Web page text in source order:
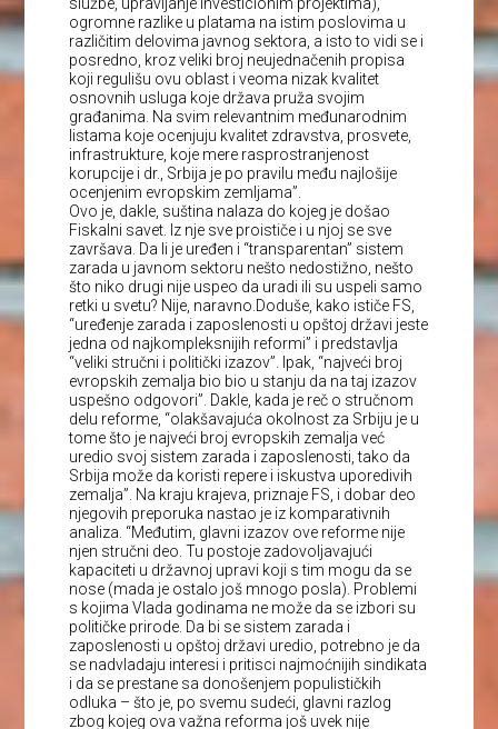
službe, upravljanje investicionim projektima),
ogromne razlike u platama na istim poslovima u
različitim delovima javnog sektora, a isto to vidi se i
posredno, kroz veliki broj neujednačenih propisa
koji regulišu ovu oblast i veoma nizak kvalitet
osnovnih usluga koje država pruža svojim
građanima. Na svim relevantnim međunarodnim
listama koje ocenjuju kvalitet zdravstva, prosvete,
infrastrukture, koje mere rasprostranjenost
korupcije i dr., Srbija je po pravilu među najlošije
ocenjenim evropskim zemljama”.
Ovo je, dakle, suština nalaza do kojeg je došao
Fiskalni savet. Iz nje sve proističe i u njoj se sve
završava. Da li je uređen i “transparentan” sistem
zarada u javnom sektoru nešto nedostižno, nešto
što niko drugi nije uspeo da uradi ili su uspeli samo
retki u svetu? Nije, naravno.Doduše, kako ističe FS,
“uređenje zarada i zaposlenosti u opštoj državi jeste
jedna od najkompleksnijih reformi” i predstavlja
“veliki stručni i politički izazov”. Ipak, “najveći broj
evropskih zemalja bio bio u stanju da na taj izazov
uspešno odgovori”. Dakle, kada je reč o stručnom
delu reforme, “olakšavajuća okolnost za Srbiju je u
tome što je najveći broj evropskih zemalja već
uredio svoj sistem zarada i zaposlenosti, tako da
Srbija može da koristi repere i iskustva uporedivih
zemalja”. Na kraju krajeva, priznaje FS, i dobar deo
njegovih preporuka nastao je iz komparativnih
analiza. “Međutim, glavni izazov ove reforme nije
njen stručni deo. Tu postoje zadovoljavajući
kapaciteti u državnoj upravi koji s tim mogu da se
nose (mada je ostalo još mnogo posla). Problemi
s kojima Vlada godinama ne može da se izbori su
političke prirode. Da bi se sistem zarada i
zaposlenosti u opštoj državi uredio, potrebno je da
se nadvladaju interesi i pritisci najmoćnijih sindikata
i da se prestane sa donošenjem populističkih
odluka – što je, po svemu sudeći, glavni razlog
zbog kojeg ova važna reforma još uvek nije